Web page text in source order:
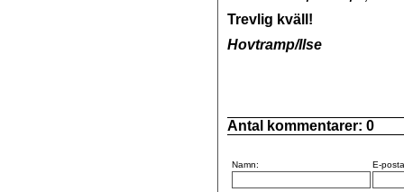
Trevlig kväll!
Hovtramp/Ilse
Antal kommentarer: 0
Namn: E-